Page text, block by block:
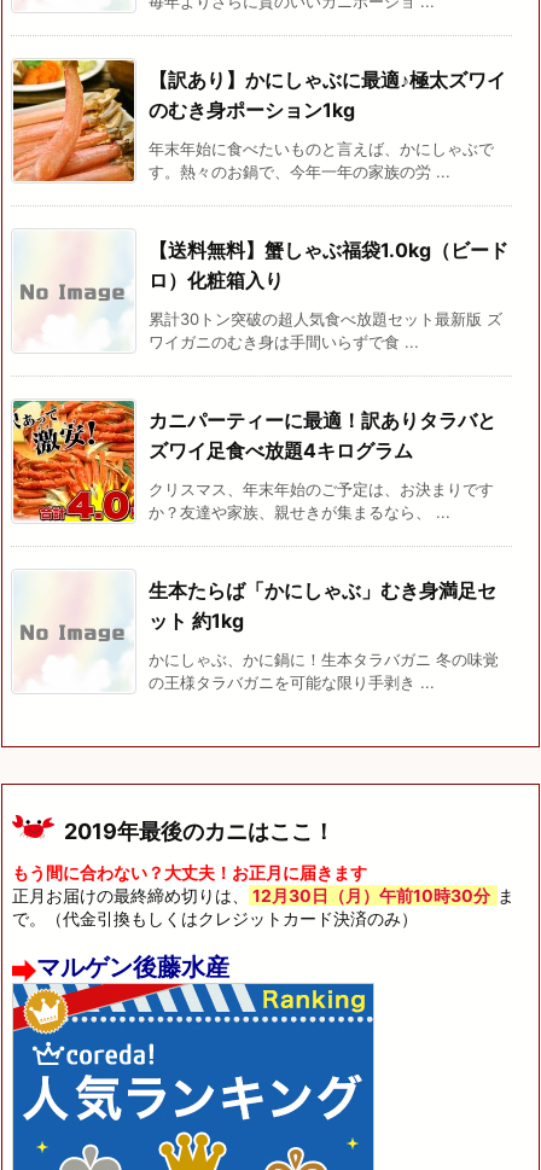
【訳あり】かにしゃぶに最適♪極太ズワイ
のむき身ポーション1kg
年末年始に食べたいものと言えば、かにしゃぶで
す。熱々のお鍋で、今年一年の家族の労 ...
【送料無料】蟹しゃぶ福袋1.0kg（ビード
ロ）化粧箱入り
累計30トン突破の超人気食べ放題セット最新版 ズ
ワイガニのむき身は手間いらずで食 ...
カニパーティーに最適！訳ありタラバと
ズワイ足食べ放題4キログラム
クリスマス、年末年始のご予定は、お決まりです
か？友達や家族、親せきが集まるなら、 ...
生本たらば「かにしゃぶ」むき身満足セ
ット 約1kg
かにしゃぶ、かに鍋に！生本タラバガニ 冬の味覚
の王様タラバガニを可能な限り手剥き ...
2019年最後のカニはここ！
もう間に合わない？大丈夫！お正月に届きます
正月お届けの最終締め切りは、
12月30日（月）午前10時30分 ま
で。（代金引換もしくはクレジットカード決済のみ）
マルゲン後藤水産